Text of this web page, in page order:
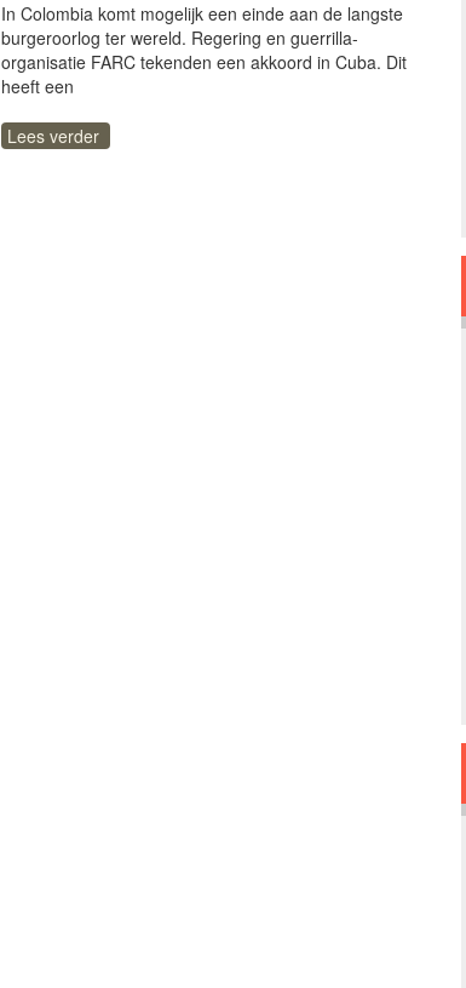
In Colombia komt mogelijk een einde aan de langste
burgeroorlog ter wereld. Regering en guerrilla-
organisatie FARC tekenden een akkoord in Cuba. Dit
heeft een
Lees verder